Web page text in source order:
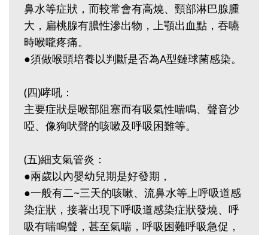
鼻水等症狀，而較常會有高燒、頸部淋巴腺腫
大，扁桃腺有膿性滲出物，上顎出血點，吞嚥
時喉嚨疼痛。
●須做喉頭培養以判斷是否為A型鏈球菌感染。
(四)哮吼：
主要症狀是喉部阻塞而有吸氣性喘鳴、聲音沙
啞、像狗吠聲的咳嗽及呼吸困難等。
(五)細支氣管炎：
●兩歲以內嬰幼兒期是好發期，
●一般有二~三天的咳嗽、流鼻水等上呼吸道感
染症狀，接著出現下呼吸道感染症狀發燒、呼
吸有喘鳴聲，甚至氣喘，呼吸困難呼吸急促，